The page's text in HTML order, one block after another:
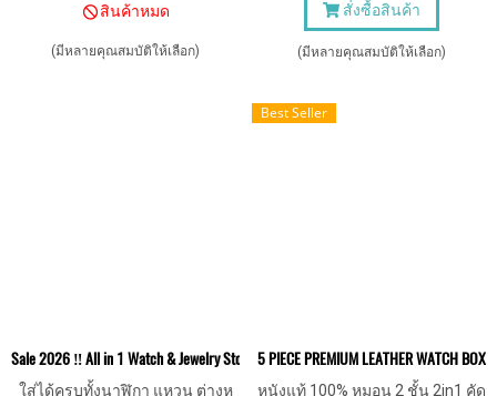
สินค้าหมด
(มีหลายคุณสมบัติให้เลือก)
สั่งซื้อสินค้า
(มีหลายคุณสมบัติให้เลือก)
Sale 2026 ‼️ All in 1 Watch & Jewelry Storage กล่องนาฬิกา กล่องเครื่องประดับ
ใส่ได้ครบทั้งนาฬิกา แหวน ต่างหู
Best Seller
5 PIECE PREMIUM LEATHER
หนังแท้ 100% หมอน 2 ชั้น 2in1 คัด